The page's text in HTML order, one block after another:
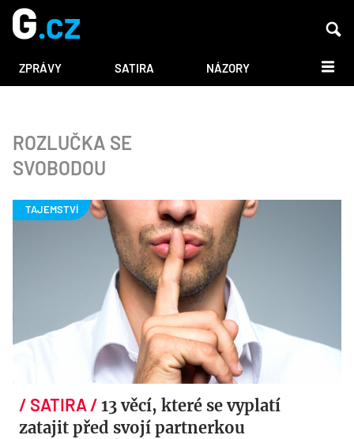
ZPRÁVY SATIRA NÁZORY DALŠÍ
ROZLUČKA SE
SVOBODOU
13 věcí, které se vyplatí
zatajit před svojí partnerkou